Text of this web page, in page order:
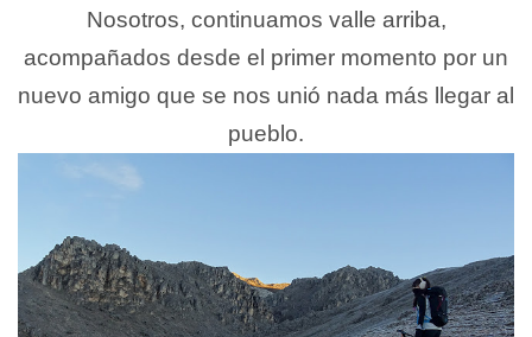
Nosotros, continuamos valle arriba,
acompañados desde el primer momento por un
nuevo amigo que se nos unió nada más llegar al
pueblo.